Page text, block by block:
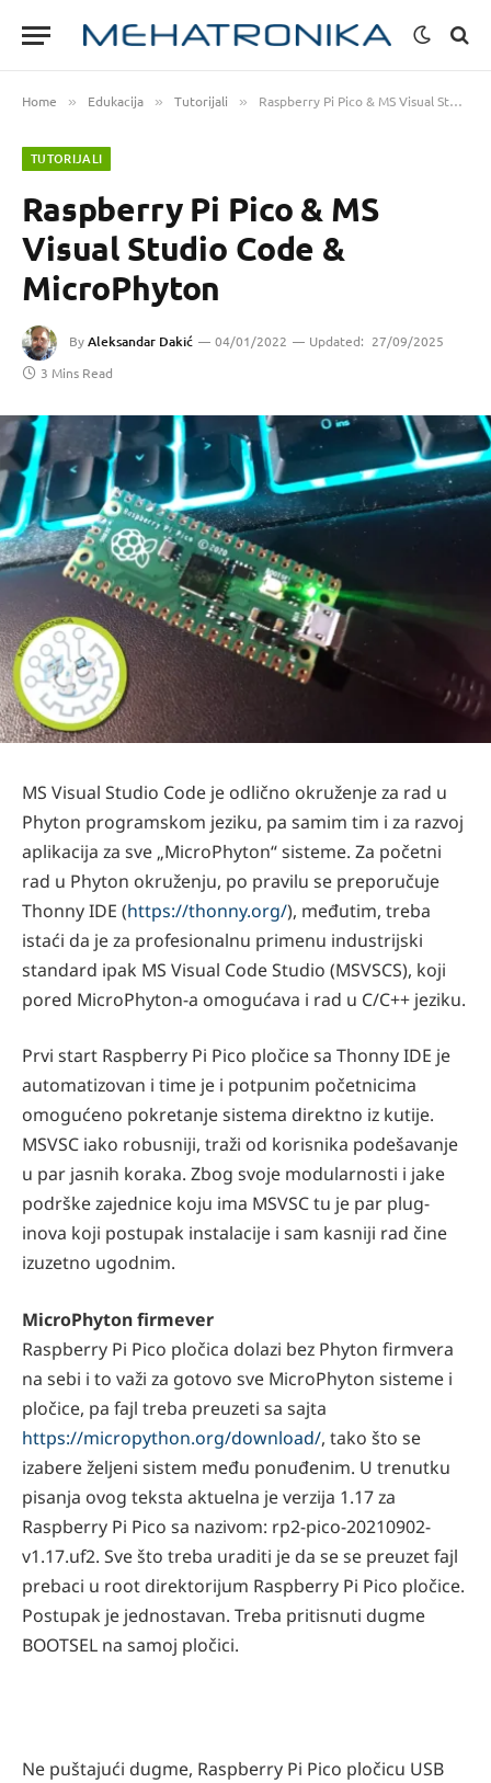
Home » Edukacija » Tutorijali » Raspberry Pi Pico & MS Visual Studio Code & MicroPhyton
TUTORIJALI
Raspberry Pi Pico & MS
Visual Studio Code &
MicroPhyton
ByAleksandar Dakić 04/01/2022 Updated: 27/09/2025
3 Mins Read
MS Visual Studio Code je odlično okruženje za rad u
Phyton programskom jeziku, pa samim tim i za razvoj
aplikacija za sve „MicroPhyton“ sisteme. Za početni
rad u Phyton okruženju, po pravilu se preporučuje
Thonny IDE (https://thonny.org/), međutim, treba
istaći da je za profesionalnu primenu industrijski
standard ipak MS Visual Code Studio (MSVSCS), koji
pored MicroPhyton-a omogućava i rad u C/C++ jeziku.
Prvi start Raspberry Pi Pico pločice sa Thonny IDE je
automatizovan i time je i potpunim početnicima
omogućeno pokretanje sistema direktno iz kutije.
MSVSC iako robusniji, traži od korisnika podešavanje
u par jasnih koraka. Zbog svoje modularnosti i jake
podrške zajednice koju ima MSVSC tu je par plug-
inova koji postupak instalacije i sam kasniji rad čine
izuzetno ugodnim.
MicroPhyton firmever
Raspberry Pi Pico pločica dolazi bez Phyton firmvera
na sebi i to važi za gotovo sve MicroPhyton sisteme i
pločice, pa fajl treba preuzeti sa sajta
https://micropython.org/download/, tako što se
izabere željeni sistem među ponuđenim. U trenutku
pisanja ovog teksta aktuelna je verzija 1.17 za
Raspberry Pi Pico sa nazivom: rp2-pico-20210902-
v1.17.uf2. Sve što treba uraditi je da se se preuzet fajl
prebaci u root direktorijum Raspberry Pi Pico pločice.
Postupak je jednostavan. Treba pritisnuti dugme
BOOTSEL na samoj pločici.
Ne puštajući dugme, Raspberry Pi Pico pločicu USB